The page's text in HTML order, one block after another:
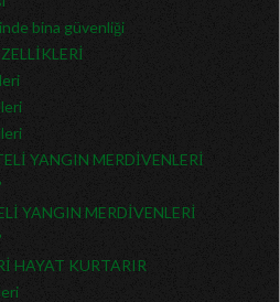
bina güvenliği
YANGIN MERDİVENLERİ
YANGIN MERDİVENLERİ
HAYAT KURTARIR